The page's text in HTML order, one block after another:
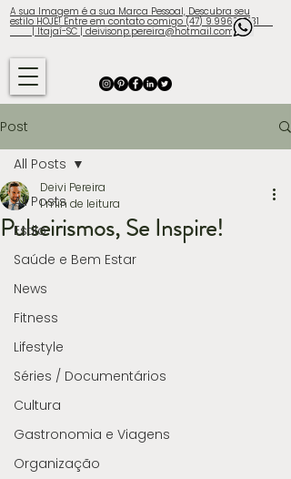
A sua Imagem é a sua Marca Pessoal, Descubra seu
estilo HOJE! Entre em contato comigo (47) 9.9960-3131
| Itajaí-SC | deivisonp.pereira@hotmail.com
Post
All Posts
Estilo
Saúde e Bem Estar
News
Fitness
Lifestyle
Séries / Documentários
Cultura
Gastronomia e Viagens
Organização
All Posts
Pulseirismos, Se Inspire!
Deivi Pereira
1 min de leitura